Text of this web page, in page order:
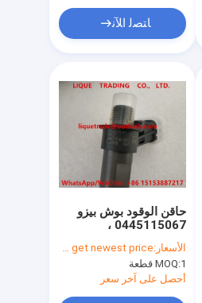
ﺎﺘﺼﻟ ﺍﻶﻧ
حاقن الوقود بوش بيزو
0445115067 ،
جيب ، دودج
68042029AA ، VM
15062058F ، كرايسلر
الأسعار:Please contact us to get newest price.
MOQ:1 قطعة
أحصل على آخر سعر